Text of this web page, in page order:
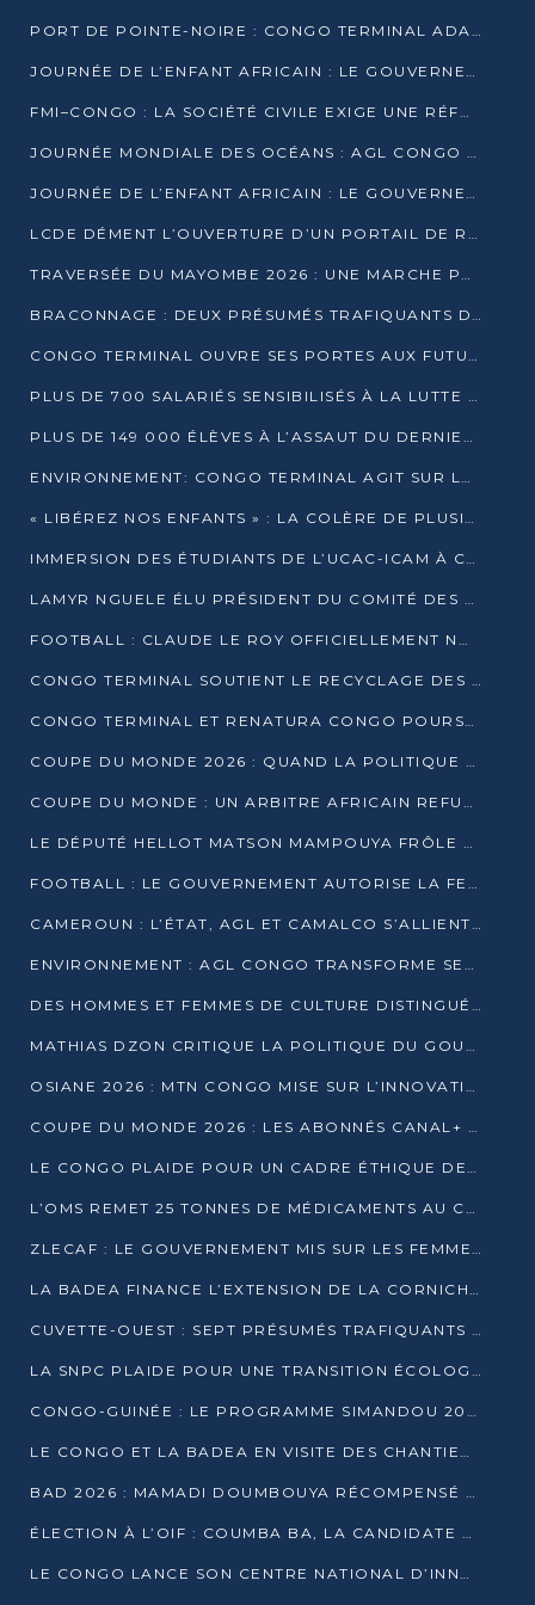
PORT DE POINTE-NOIRE : CONGO TERMINAL ADAPTE SON DRAGAGE AUX SABLES BITUMINEUX
JOURNÉE DE L’ENFANT AFRICAIN : LE GOUVERNEMENT RÉAFFIRME SON ENGAGEMENT POUR L’ACCÈS À L’EAU ET À L’ASSAINISSEMENT
FMI–CONGO : LA SOCIÉTÉ CIVILE EXIGE UNE RÉFORME DE LA FISCALITÉ PÉTROLIÈRE
JOURNÉE MONDIALE DES OCÉANS : AGL CONGO MOBILISE SES COLLABORATEURS POUR LA PRÉSERVATION DE LA BIODIVERSITÉ MARINE
JOURNÉE DE L’ENFANT AFRICAIN : LE GOUVERNEMENT MOBILISÉ POUR L’HYGIÈNE DANS LES ORPHELINATS
LCDE DÉMENT L’OUVERTURE D’UN PORTAIL DE RECRUTEMENT ET APPELLE À LA VIGILANCE
TRAVERSÉE DU MAYOMBE 2026 : UNE MARCHE POUR SENSIBILISER ET DÉPISTER AU DIABÈTE
BRACONNAGE : DEUX PRÉSUMÉS TRAFIQUANTS D’HIPPOPOTAME ÉCROUÉS À BRAZZAVILLE
CONGO TERMINAL OUVRE SES PORTES AUX FUTURS INGÉNIEURS DE L’UCAC-ICAM
PLUS DE 700 SALARIÉS SENSIBILISÉS À LA LUTTE CONTRE LA TUBERCULOSE À CONGO TERMINAL
PLUS DE 149 000 ÉLÈVES À L’ASSAUT DU DERNIER CEPE
ENVIRONNEMENT: CONGO TERMINAL AGIT SUR LE TERRAIN ET FORME LES PLUS JEUNES
« LIBÉREZ NOS ENFANTS » : LA COLÈRE DE PLUSIEURS MÈRES À BRAZZAVILLE CONTRE LA DGSP
IMMERSION DES ÉTUDIANTS DE L’UCAC-ICAM À CONGO TERMINAL
LAMYR NGUELE ÉLU PRÉSIDENT DU COMITÉ DES MEMBRES D’HONNEUR DU PCT
FOOTBALL : CLAUDE LE ROY OFFICIELLEMENT NOMMÉ SÉLECTIONNEUR DU CONGO
CONGO TERMINAL SOUTIENT LE RECYCLAGE DES DÉCHETS PLASTIQUES À POINTE-NOIRE
CONGO TERMINAL ET RENATURA CONGO POURSUIVENT LEUR COMBAT POUR LA BIODIVERSITÉ
COUPE DU MONDE 2026 : QUAND LA POLITIQUE MENACE L’UNIVERSALITÉ DU FOOTBALL
COUPE DU MONDE : UN ARBITRE AFRICAIN REFUSÉ À L’ENTRÉE DES ÉTATS-UNIS
LE DÉPUTÉ HELLOT MATSON MAMPOUYA FRÔLE LA MORT LORS D’UNE EMBUSCADE DZNS LE POOL
FOOTBALL : LE GOUVERNEMENT AUTORISE LA FECOFOOT À OCCUPER LES COMPLEXES SPORTIFS
CAMEROUN : L’ÉTAT, AGL ET CAMALCO S’ALLIENT POUR UN MÉGA-PROJET FERROVIAIRE
ENVIRONNEMENT : AGL CONGO TRANSFORME SES DÉCHETS EN OUTILS DE FORMATION
DES HOMMES ET FEMMES DE CULTURE DISTINGUÉS POUR LEUR ENGAGEMENT PAR BANTOU CULTURE
MATHIAS DZON CRITIQUE LA POLITIQUE DU GOUVERNEMENT ET ALERTE SUR LA DETTE DU CONGO
OSIANE 2026 : MTN CONGO MISE SUR L’INNOVATION POUR RELEVER LES DÉFIS AFRICAINS
COUPE DU MONDE 2026 : LES ABONNÉS CANAL+ AU CONGO DÉÇUS À QUELQUES JOURS DU COUP D’ENVOI
LE CONGO PLAIDE POUR UN CADRE ÉTHIQUE DE L’INTELLIGENCE ARTIFICIELLE À DAKAR
L’OMS REMET 25 TONNES DE MÉDICAMENTS AU CONGO POUR RENFORCER LA RIPOSTE AUX ÉPIDÉMIES
ZLECAF : LE GOUVERNEMENT MIS SUR LES FEMMES ENTREPRENEURES
LA BADEA FINANCE L’EXTENSION DE LA CORNICHE SUD DE BRAZZAVILLE
CUVETTE-OUEST : SEPT PRÉSUMÉS TRAFIQUANTS DE FAUNE INTERPELLÉS À EWO ET KELLÉ
LA SNPC PLAIDE POUR UNE TRANSITION ÉCOLOGIQUE PROGRESSIVE
CONGO-GUINÉE : LE PROGRAMME SIMANDOU 2040 AU CŒUR DES ÉCHANGES À LA BAD
LE CONGO ET LA BADEA EN VISITE DES CHANTIERS
BAD 2026 : MAMADI DOUMBOUYA RÉCOMPENSÉ PAR LE TROPHÉE BABACAR NDIAYE À BRAZZAVILLE
ÉLECTION À L’OIF : COUMBA BA, LA CANDIDATE DISCRÈTE QUI BOUSCULE LE JEU DIPLOMATIQUE
LE CONGO LANCE SON CENTRE NATIONAL D’INNOVATION